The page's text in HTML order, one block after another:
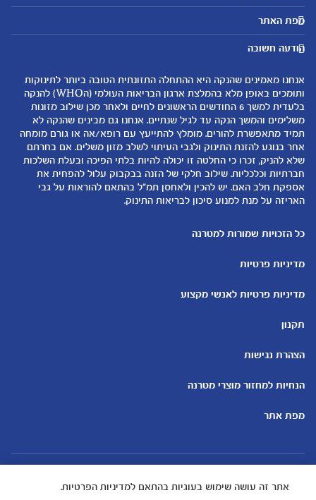
מטרנה לשירותכם
היועצות שלנו
שאלות נפוצות
אודות
لموقع متيرنا باللغة العربية
מועדון מטרנה
רכישת מוצרים
המוצרים שלנו
קופונים
מפת האתר
אבני דרך
לקראת הריון
0-6 חודשים
6-12 חודשים
12-24 חודשים
נושאים
שמות לתינוקות
התפתחות התינוק
תזונת תינוקות
טיפול בתינוק
הנקה
להיות הורים
מחשבון ביוץ
מחשבון שמות
מחשבון צבע עיניים
הודעה חשובה
אנחנו מאמינים שהנקה היא ההתחלה התזונתית הטובה ביותר לתינוקות
ותומכים באופן מלא בהמלצת ארגון הבריאות העולמי (הWHO) להנקה
בלעדית למשך 6 החודשים הראשונים לחיים ולאחר מכן שילוב מזונות
משלימים והמשך הנקה עד לגיל שנתיים. אנחנו גם מבינים שהנקה לא
תמיד מתאפשרת להורים. מומלץ להתייעץ עם רופא/אה או גורם מומחה
אחר בנוגע להזנת התינוק ולגבי העיתוי לשלב מזון משלים. אם בחרתם
שלא להניק, זכרו כי החלטה זו יכולה להיות בלתי הפיכה ובעלת השלכות
חברתיות וכלכליות. שילוב חלקי של הזנה בבקבוק עלול להפחית את
אספקת חלב האם. יש להכין ולאחסן תמ"ל בהתאם להוראות על גבי
האריזה על מנת למנוע סיכון לבריאות התינוק.
כל הזכויות שמורות למטרנה
מדיניות פרטיות
מדיניות פרטיות לאנשי מקצוע
תקנון
הצהרת נגישות
הנחיות למחזור מוצרי מטרנה
מפת אתר
אתר זה עושה שימוש בעוגיות בהתאם למדיניות הפרטיות.